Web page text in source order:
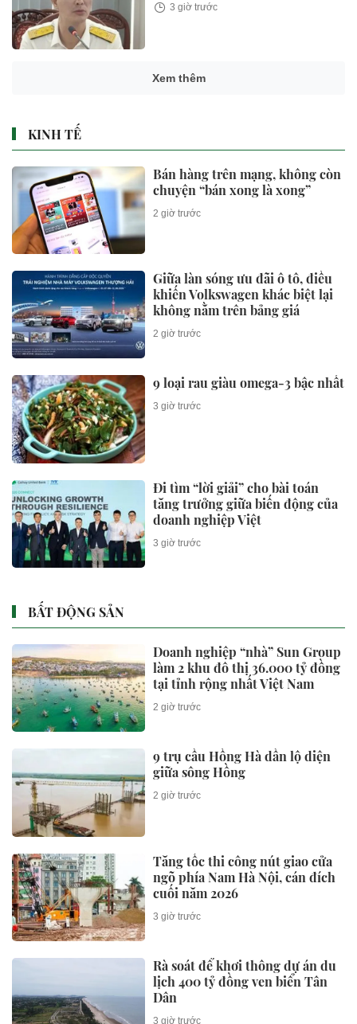
3 giờ trước
Xem thêm
KINH TẾ
Bán hàng trên mạng, không còn
chuyện “bán xong là xong”
2 giờ trước
Giữa làn sóng ưu đãi ô tô, điều
khiến Volkswagen khác biệt lại
không nằm trên bảng giá
2 giờ trước
9 loại rau giàu omega-3 bậc nhất
3 giờ trước
Đi tìm “lời giải” cho bài toán
tăng trưởng giữa biến động của
doanh nghiệp Việt
3 giờ trước
BẤT ĐỘNG SẢN
Doanh nghiệp “nhà” Sun Group
làm 2 khu đô thị 36.000 tỷ đồng
tại tỉnh rộng nhất Việt Nam
2 giờ trước
9 trụ cầu Hồng Hà dần lộ diện
giữa sông Hồng
2 giờ trước
Tăng tốc thi công nút giao cửa
ngõ phía Nam Hà Nội, cán đích
cuối năm 2026
3 giờ trước
Rà soát để khơi thông dự án du
lịch 400 tỷ đồng ven biển Tân
Dân
3 giờ trước